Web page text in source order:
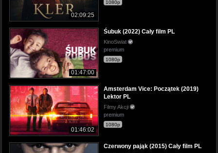
02:09:25
1080p
01:47:00
Śubuk (2022) Cały film PL
KinoSwiat
premium
1080p
01:46:02
Amsterdam Vice: Początek (2019)
Lektor PL
Filmy Akcji
premium
1080p
Czerwony pająk (2015) Cały film PL